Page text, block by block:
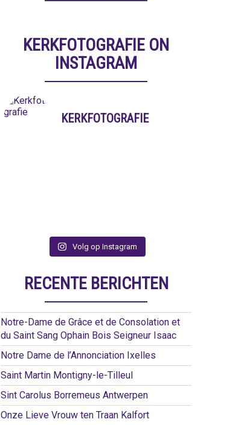
KERKFOTOGRAFIE ON
INSTAGRAM
KERKFOTOGRAFIE
Volg op Instagram
RECENTE BERICHTEN
Notre-Dame de Grâce et de Consolation et
du Saint Sang Ophain Bois Seigneur Isaac
Notre Dame de l’Annonciation Ixelles
Saint Martin Montigny-le-Tilleul
Sint Carolus Borremeus Antwerpen
Onze Lieve Vrouw ten Traan Kalfort